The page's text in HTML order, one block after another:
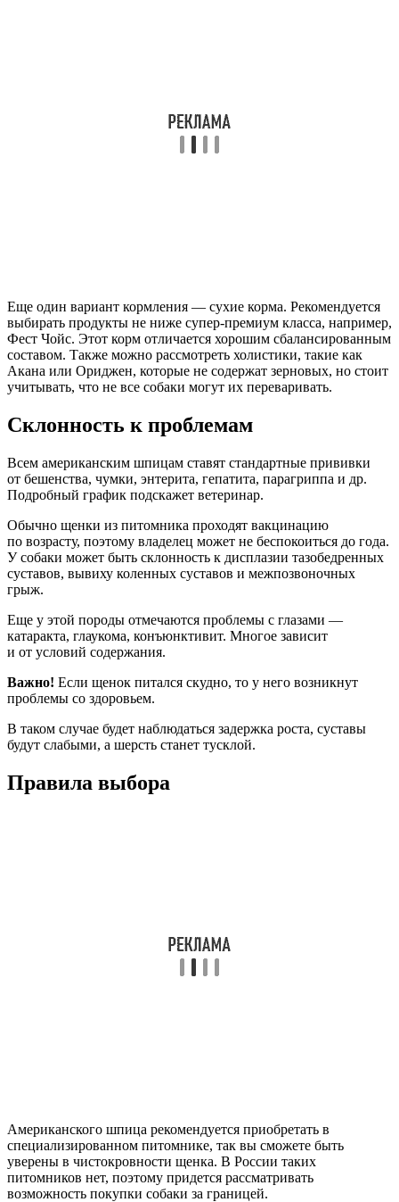
Еще один вариант кормления — сухие корма. Рекомендуется
выбирать продукты не ниже супер-премиум класса, например,
Фест Чойс. Этот корм отличается хорошим сбалансированным
составом. Также можно рассмотреть холистики, такие как
Акана или Ориджен, которые не содержат зерновых, но стоит
учитывать, что не все собаки могут их переваривать.
Склонность к проблемам
Всем американским шпицам ставят стандартные прививки
от бешенства, чумки, энтерита, гепатита, парагриппа и др.
Подробный график подскажет ветеринар.
Обычно щенки из питомника проходят вакцинацию
по возрасту, поэтому владелец может не беспокоиться до года.
У собаки может быть склонность к дисплазии тазобедренных
суставов, вывиху коленных суставов и межпозвоночных
грыж.
Еще у этой породы отмечаются проблемы с глазами —
катаракта, глаукома, конъюнктивит. Многое зависит
и от условий содержания.
Важно! Если щенок питался скудно, то у него возникнут
проблемы со здоровьем.
В таком случае будет наблюдаться задержка роста, суставы
будут слабыми, а шерсть станет тусклой.
Правила выбора
Американского шпица рекомендуется приобретать в
специализированном питомнике, так вы сможете быть
уверены в чистокровности щенка. В России таких
питомников нет, поэтому придется рассматривать
возможность покупки собаки за границей.